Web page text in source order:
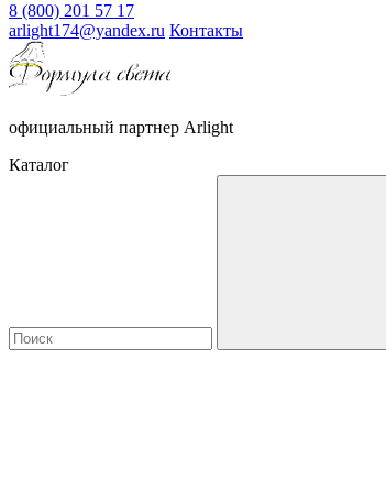
8 (800) 201 57 17
arlight174@yandex.ru Контакты
официальный партнер Arlight
Каталог